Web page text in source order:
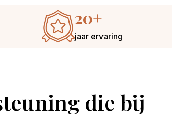
20+
jaar ervaring
die bij